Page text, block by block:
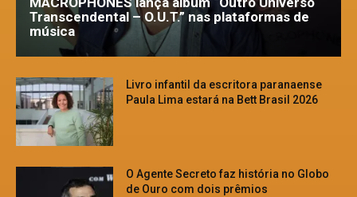
Transcendental – O.U.T.” nas plataformas de
música
Livro infantil da escritora paranaense
Paula Lima estará na Bett Brasil 2026
O Agente Secreto faz história no Globo
de Ouro com dois prêmios